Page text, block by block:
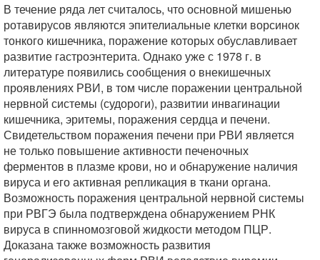
В течение ряда лет считалось, что основной мишенью
ротавирусов являются эпителиальные клетки ворсинок
тонкого кишечника, поражение которых обуславливает
развитие гастроэнтерита. Однако уже с 1978 г. в
литературе появились сообщения о внекишечных
проявлениях РВИ, в том числе поражении центральной
нервной системы (судороги), развитии инвагинации
кишечника, эритемы, поражения сердца и печени.
Свидетельством поражения печени при РВИ является
не только повышение активности печеночных
ферментов в плазме крови, но и обнаружение наличия
вируса и его активная репликация в ткани органа.
Возможность поражения центральной нервной системы
при РВГЭ была подтверждена обнаружением РНК
вируса в спинномозговой жидкости методом ПЦР.
Доказана также возможность развития